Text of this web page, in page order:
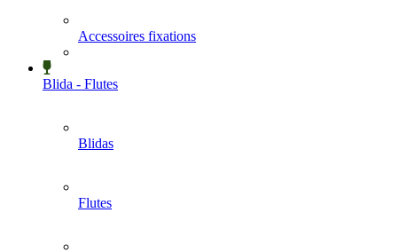
Accessoires fixations
Blida - Flutes
Blidas
Flutes